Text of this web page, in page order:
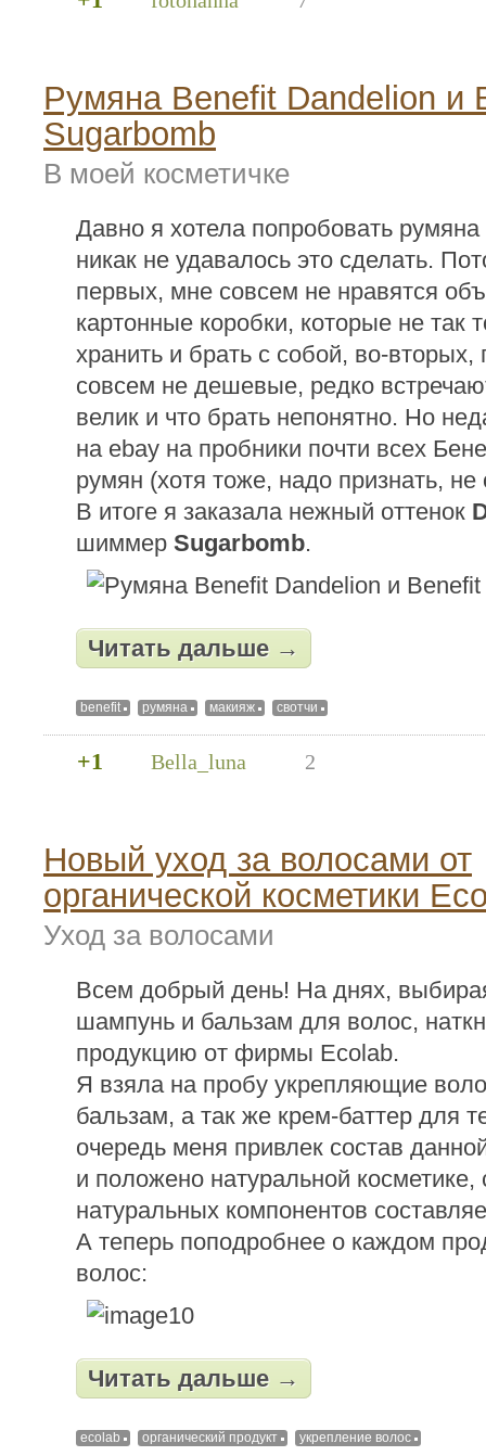
Румяна Benefit Dandelion и
Sugarbomb
В моей косметичке
Давно я хотела попробовать
никак не удавалось это сделать.
первых, мне совсем не нравятся
картонные коробки, которые не так
хранить и брать с собой, во-вторых,
совсем не дешевые, редко
велик и что брать непонятно. Но
на ebay на пробники почти всех
румян (хотя тоже, надо признать,
В итоге я заказала нежный оттенок
шиммер Sugarbomb.
Читать дальше →
benefit румяна макияж свотчи
+1 Bella_luna 2
Новый уход за волосами от
органической косметики
Уход за волосами
Всем добрый день! На днях,
шампунь и бальзам для волос,
продукцию от фирмы Ecolab.
Я взяла на пробу укрепляющие
бальзам, а так же крем-баттер для
очередь меня привлек состав
и положено натуральной
натуральных компонентов
А теперь поподробнее о каждом
волос:
Читать дальше →
ecolab органический продукт укрепление волос